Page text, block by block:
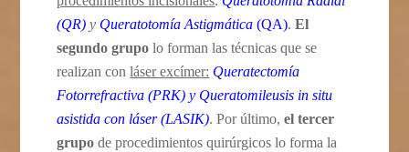
(QR)y Queratotomía Astigmática (QA).El
segundo grupo lo forman las técnicas que se
realizan conláser excímer: Queratectomía
Fotorrefractiva (PRK) y Queratomileusis in situ
asistida con láser (LASIK). Por último,el tercer
grupo de procedimientos quirúrgicos lo forma la